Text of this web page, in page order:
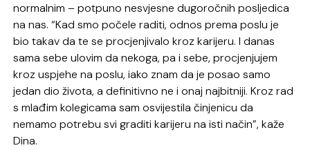
normalnim – potpuno nesvjesne dugoročnih posljedica
na nas. “Kad smo počele raditi, odnos prema poslu je
bio takav da te se procjenjivalo kroz karijeru. I danas
sama sebe ulovim da nekoga, pa i sebe, procjenjujem
kroz uspjehe na poslu, iako znam da je posao samo
jedan dio života, a definitivno ne i onaj najbitniji. Kroz rad
s mlađim kolegicama sam osvijestila činjenicu da
nemamo potrebu svi graditi karijeru na isti način”, kaže
Dina.